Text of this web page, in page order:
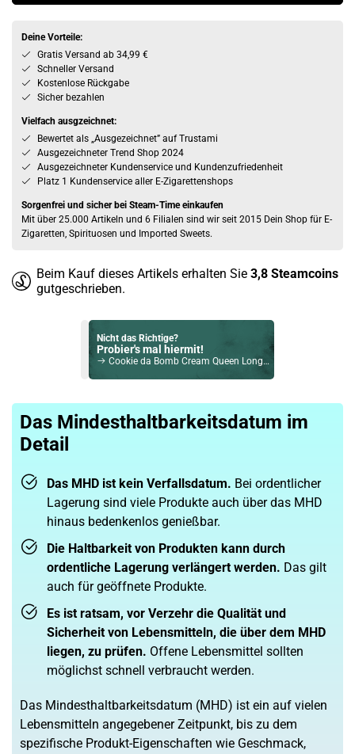
Deine Vorteile:
Gratis Versand ab 34,99 €
Schneller Versand
Kostenlose Rückgabe
Sicher bezahlen
Vielfach ausgzeichnet:
Bewertet als „Ausgezeichnet” auf Trustami
Ausgezeichneter Trend Shop 2024
Ausgezeichneter Kundenservice und Kundenzufriedenheit
Platz 1 Kundenservice aller E-Zigarettenshops
Sorgenfrei und sicher bei Steam-Time einkaufen
Mit über 25.000 Artikeln und 6 Filialen sind wir seit 2015 Dein Shop für E-
Zigaretten, Spirituosen und Imported Sweets.
Beim Kauf dieses Artikels erhalten Sie 3,8 Steamcoins
gutgeschrieben.
Nicht das Richtige?
Probier's mal hiermit!
Cookie da Bomb Cream Queen Longfill Aroma by PJ Empire
Wanted Blaubeer Longfill Aroma
Suorin Ace 2ml 1000mAh Pod Kit Weiss
Das Mindesthaltbarkeitsdatum im
Detail
Das MHD ist kein Verfallsdatum. Bei ordentlicher
Lagerung sind viele Produkte auch über das MHD
hinaus bedenkenlos genießbar.
Die Haltbarkeit von Produkten kann durch
ordentliche Lagerung verlängert werden. Das gilt
auch für geöffnete Produkte.
Es ist ratsam, vor Verzehr die Qualität und
Sicherheit von Lebensmitteln, die über dem MHD
liegen, zu prüfen. Offene Lebensmittel sollten
möglichst schnell verbraucht werden.
Das Mindesthaltbarkeitsdatum (MHD) ist ein auf vielen
Lebensmitteln angegebener Zeitpunkt, bis zu dem
spezifische Produkt-Eigenschaften wie Geschmack,